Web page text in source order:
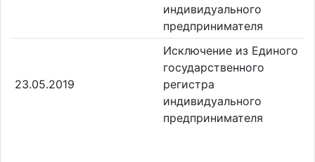
индивидуального
предпринимателя
23.05.2019
Исключение из Единого
государственного
регистра
индивидуального
предпринимателя